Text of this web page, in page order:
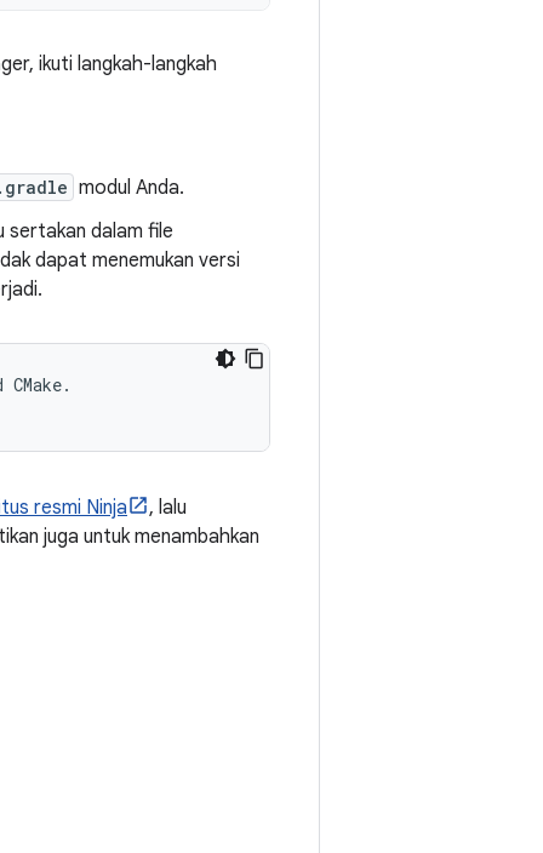
ikuti langkah-langkah
modul Anda.
dalam file
dapat menemukan versi
resmi Ninja
, lalu
juga untuk menambahkan